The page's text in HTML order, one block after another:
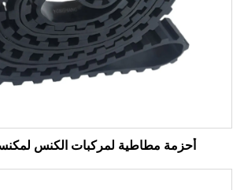
أحزمة مطاطية لمركبات الكنس